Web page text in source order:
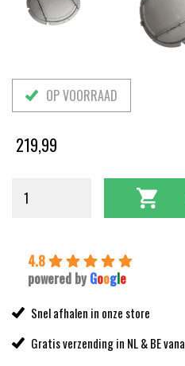
OP VOORRAAD
219,99
4.8
powered by Google
Snel afhalen in onze store
Gratis verzending in NL & BE